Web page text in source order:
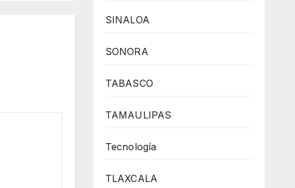
SINALOA
SONORA
TABASCO
TAMAULIPAS
Tecnología
TLAXCALA